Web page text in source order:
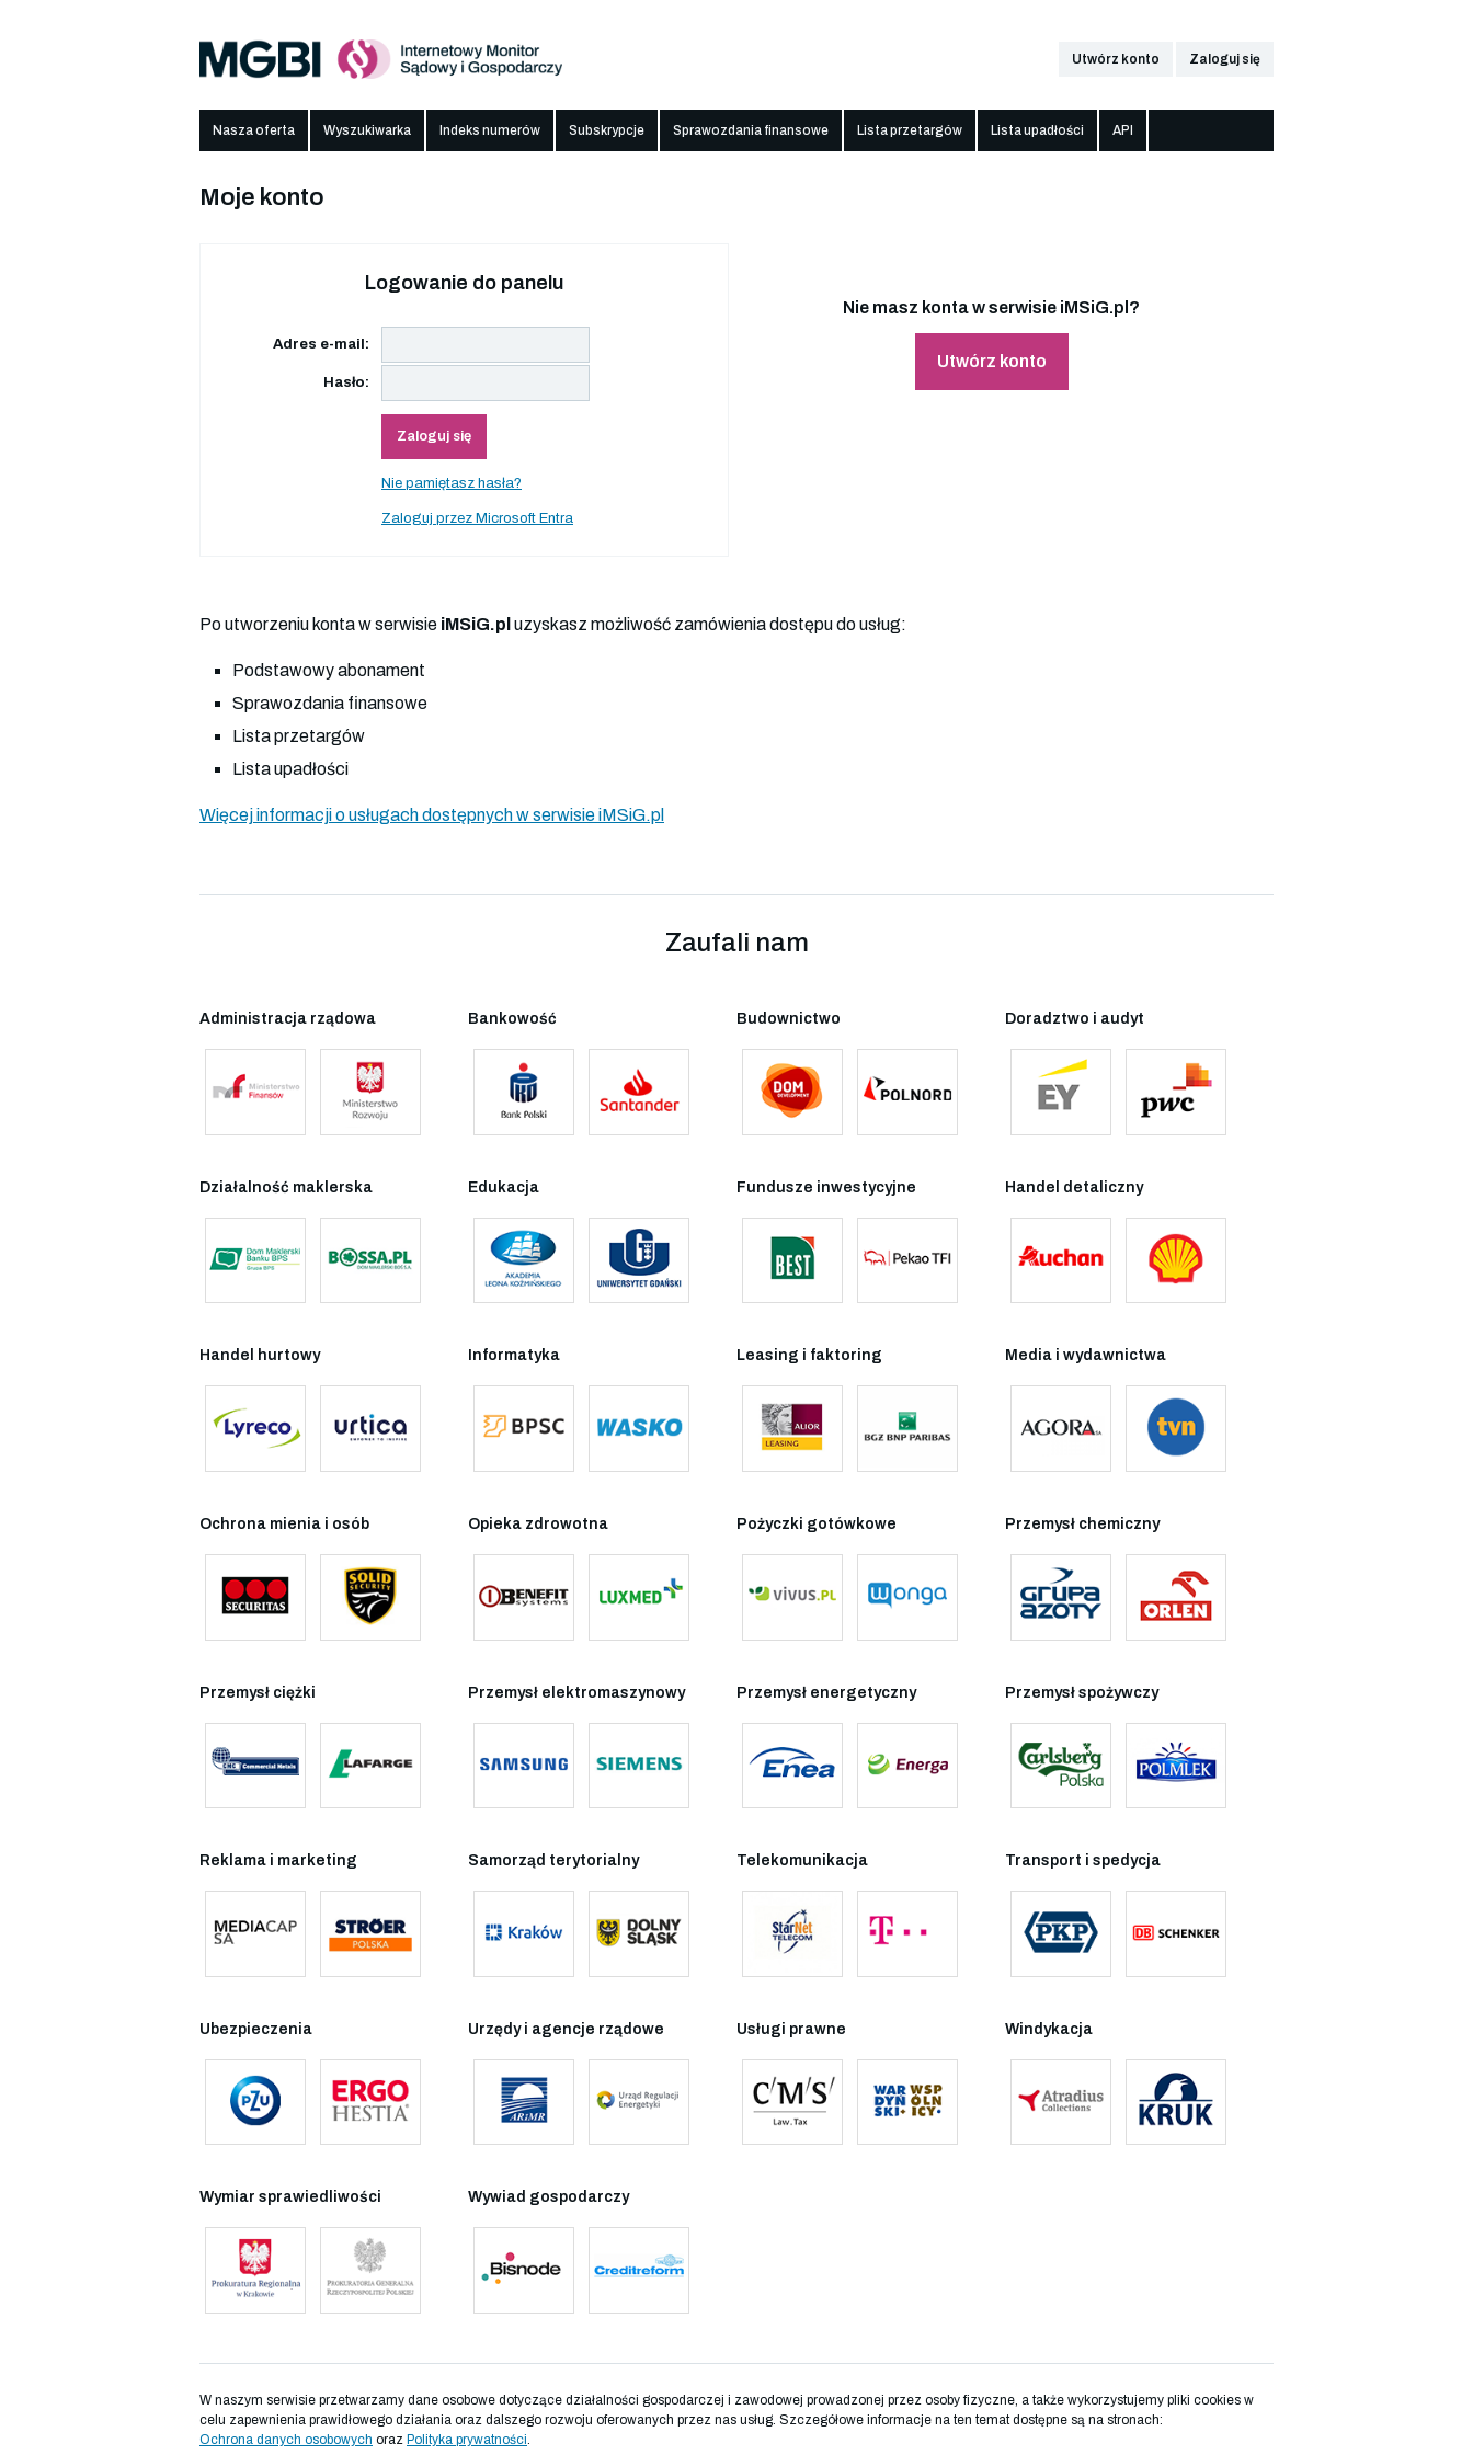
Utwórz konto Zaloguj się
Nasza oferta Wyszukiwarka Indeks numerów Subskrypcje Sprawozdania finansowe Lista przetargów Lista upadłości API
Moje konto
Logowanie do panelu
Adres e-mail:
Hasło:
Zaloguj się
Nie pamiętasz hasła?
Zaloguj przez Microsoft Entra
Nie masz konta w serwisie iMSiG.pl?
Utwórz konto
Po utworzeniu konta w serwisie iMSiG.pl uzyskasz możliwość zamówienia dostępu do usług:
Podstawowy abonament
Sprawozdania finansowe
Lista przetargów
Lista upadłości
Więcej informacji o usługach dostępnych w serwisie iMSiG.pl
Zaufali nam
Administracja rządowa Bankowość Budownictwo Doradztwo i audyt
Działalność maklerska Edukacja Fundusze inwestycyjne Handel detaliczny
Handel hurtowy Informatyka Leasing i faktoring Media i wydawnictwa
Ochrona mienia i osób Opieka zdrowotna Pożyczki gotówkowe Przemysł chemiczny
Przemysł ciężki Przemysł elektromaszynowy Przemysł energetyczny Przemysł spożywczy
Reklama i marketing Samorząd terytorialny Telekomunikacja Transport i spedycja
Ubezpieczenia Urzędy i agencje rządowe Usługi prawne Windykacja
Wymiar sprawiedliwości Wywiad gospodarczy
W naszym serwisie przetwarzamy dane osobowe dotyczące działalności gospodarczej i zawodowej prowadzonej przez osoby fizyczne, a także wykorzystujemy pliki cookies w
celu zapewnienia prawidłowego działania oraz dalszego rozwoju oferowanych przez nas usług. Szczegółowe informacje na ten temat dostępne są na stronach:
Ochrona danych osobowych oraz Polityka prywatności.